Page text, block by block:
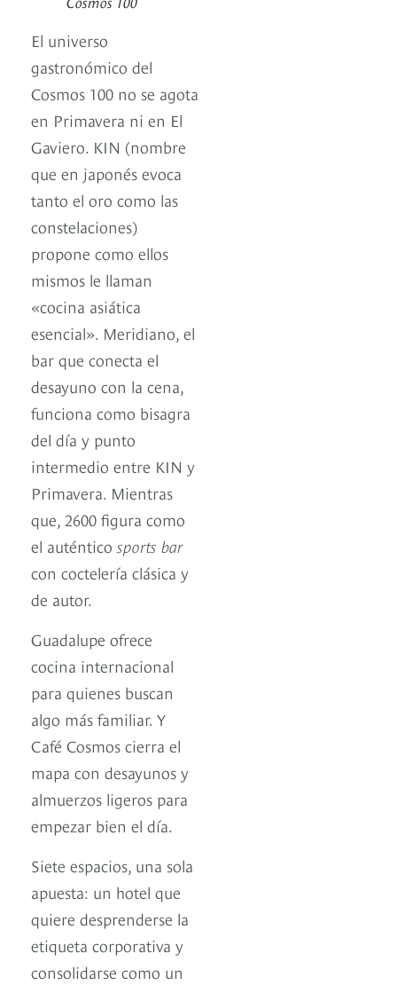
El universo
gastronómico del
Cosmos 100 no se agota
en Primavera ni en El
Gaviero. KIN (nombre
que en japonés evoca
tanto el oro como las
constelaciones)
propone como ellos
mismos le llaman
«cocina asiática
esencial». Meridiano, el
bar que conecta el
desayuno con la cena,
funciona como bisagra
del día y punto
intermedio entre KIN y
Primavera. Mientras
que, 2600 figura como
el auténtico sports bar
con coctelería clásica y
de autor.
Guadalupe ofrece
cocina internacional
para quienes buscan
algo más familiar. Y
Café Cosmos cierra el
mapa con desayunos y
almuerzos ligeros para
empezar bien el día.
Siete espacios, una sola
apuesta: un hotel que
quiere desprenderse la
etiqueta corporativa y
consolidarse como un